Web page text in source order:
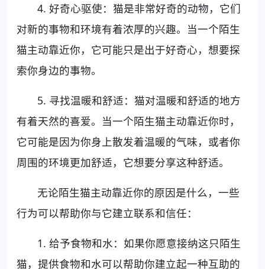
4. 好奇心驱使：猫是非常好奇的动物，它们
对新的事物和环境有着浓厚的兴趣。当一个陌生
猫主动靠近你，它可能只是出于好奇心，想要探
索你身边的事物。
5. 寻找温暖和舒适：猫对温暖和舒适的地方
有着天然的喜爱。当一个陌生猫主动靠近你时，
它可能是因为你身上散发着温暖的气味，或者你
周围的环境更加舒适，它想要分享这种舒适。
无论陌生猫主动靠近你的原因是什么，一些
行为可以帮助你与它建立联系和信任：
1. 给予食物和水：如果你愿意接纳这只陌生
猫，提供食物和水可以帮助你建立起一种互助的